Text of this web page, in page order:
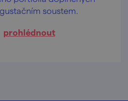
soustem.
prohlédnout